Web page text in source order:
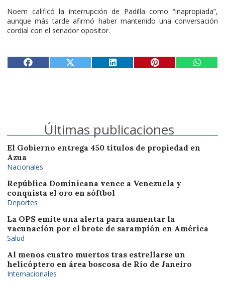
Noem calificó la interrupción de Padilla como “inapropiada”,
aunque más tarde afirmó haber mantenido una conversación
cordial con el senador opositor.
Últimas publicaciones
El Gobierno entrega 450 títulos de propiedad en
Azua
Nacionales
República Dominicana vence a Venezuela y
conquista el oro en sóftbol
Deportes
La OPS emite una alerta para aumentar la
vacunación por el brote de sarampión en América
Salud
Al menos cuatro muertos tras estrellarse un
helicóptero en área boscosa de Río de Janeiro
Internacionales